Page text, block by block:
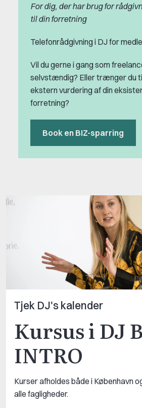
For dig, der har brug for
til din forretning
Telefonrådgivning i DJ for
Vil du gerne i gang som
selvstændig? Eller trænger du
ekstern vurdering af din
forretning?
Book en BIZ-sparring
Tjek DJ's kalender
Kursus i DJ
INTRO
Kurser afholdes både i København
alle fagligheder.